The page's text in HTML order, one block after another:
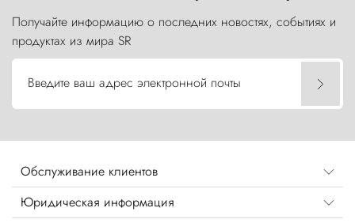
Получайте информацию о последних новостях, событиях и
продуктах из мира SR
Введите ваш адрес электронной почты
Обслуживание клиентов
Юридическая информация